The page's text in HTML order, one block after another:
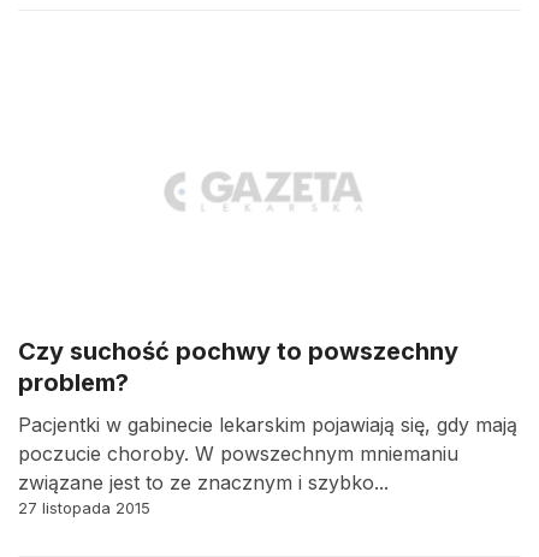
Czy suchość pochwy to powszechny
problem?
Pacjentki w gabinecie lekarskim pojawiają się, gdy mają
poczucie choroby. W powszechnym mniemaniu
związane jest to ze znacznym i szybko...
27 listopada 2015